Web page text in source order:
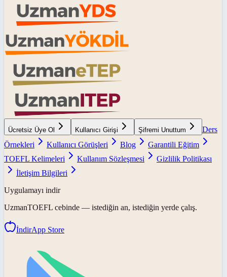
Ücretsiz Üye Ol Kullanıcı Girişi Şifremi Unuttum
Ders
Örnekleri
Kullanıcı Görüşleri Blog
Garantili Eğitim
TOEFL Kelimeleri
Kullanım Sözleşmesi
Gizlilik Politikası
İletişim Bilgileri
Uygulamayı indir
UzmanTOEFL cebinde — istediğin an, istediğin yerde çalış.
İndirApp Store